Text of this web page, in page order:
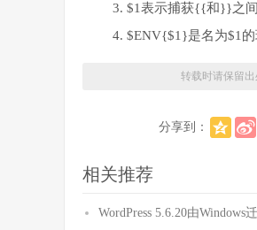
$1表示捕获{{和}}之
$ENV{$1}是名为$1的
转载时请保留出
分享到：
相关推荐
WordPress 5.6.20由Windows